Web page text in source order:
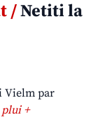
/Netiti la
Vielm par
+